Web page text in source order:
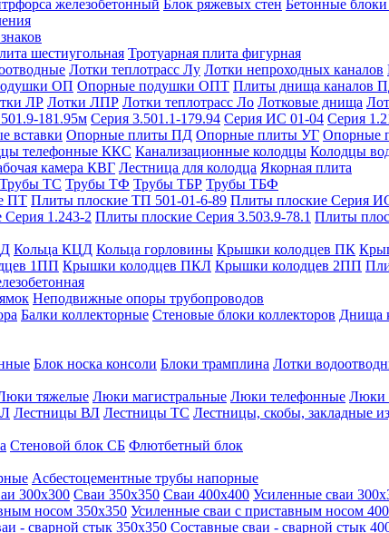
железобетонный Блок ряжевых стен Бетонные
шестиугольная Тротуарная плита фигурная
Лотки теплотрасс Лу Лотки непроходных каналов
ОП Опорные подушки ОПТ Плиты днища каналов
ЛР Лотки ЛПР Лотки теплотрасс Ло Лотковые днища
181.95м Серия 3.501.1-179.94 Серия ИС 01-04 Серия
вставки Опорные плиты ПД Опорные плиты УГ Опорные
телефонные ККС Канализационные колодцы Колодцы
камера КВГ Лестница для колодца Якорная плита
Трубы ТС Трубы ТФ Трубы ТБР Трубы ТБФ
ПТ Плиты плоские ТП 501-01-6-89 Плиты плоские Серия
1.243-2 Плиты плоские Серия 3.503.9-78.1 Плиты
Кольца КЦД Кольца горловины Крышки колодцев ПК
1ПП Крышки колодцев ПКЛ Крышки колодцев 2ПП
Неподвижные опоры трубопроводов
Балки коллекторные Стеновые блоки коллекторов Днища
Блок носка консоли Блоки трамплина Лотки
тяжелые Люки магистральные Люки телефонные
Лестницы ВЛ Лестницы ТС Лестницы, скобы, закладные
Стеновой блок СБ Флютбетный блок
Асбестоцементные трубы напорные
300х300 Сваи 350х350 Сваи 400х400 Усиленные сваи
носом 350х350 Усиленные сваи с приставным носом
- сварной стык 350х350 Составные сваи - сварной стык